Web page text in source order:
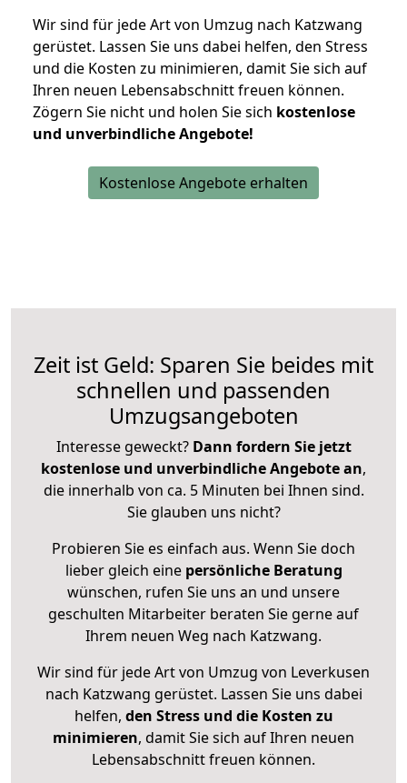
Wir sind für jede Art von Umzug nach Katzwang
gerüstet. Lassen Sie uns dabei helfen, den Stress
und die Kosten zu minimieren, damit Sie sich auf
Ihren neuen Lebensabschnitt freuen können.
Zögern Sie nicht und holen Sie sich kostenlose
und unverbindliche Angebote!
Kostenlose Angebote erhalten
Zeit ist Geld: Sparen Sie beides mit
schnellen und passenden
Umzugsangeboten
Interesse geweckt? Dann fordern Sie jetzt
kostenlose und unverbindliche Angebote an,
die innerhalb von ca. 5 Minuten bei Ihnen sind.
Sie glauben uns nicht?
Probieren Sie es einfach aus. Wenn Sie doch
lieber gleich eine persönliche Beratung
wünschen, rufen Sie uns an und unsere
geschulten Mitarbeiter beraten Sie gerne auf
Ihrem neuen Weg nach Katzwang.
Wir sind für jede Art von Umzug von Leverkusen
nach Katzwang gerüstet. Lassen Sie uns dabei
helfen, den Stress und die Kosten zu
minimieren, damit Sie sich auf Ihren neuen
Lebensabschnitt freuen können.